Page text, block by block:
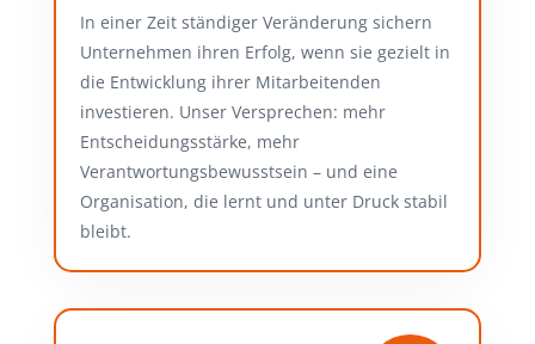
In einer Zeit ständiger Veränderung sichern
Unternehmen ihren Erfolg, wenn sie gezielt in
die Entwicklung ihrer Mitarbeitenden
investieren. Unser Versprechen: mehr
Entscheidungsstärke, mehr
Verantwortungsbewusstsein – und eine
Organisation, die lernt und unter Druck stabil
bleibt.